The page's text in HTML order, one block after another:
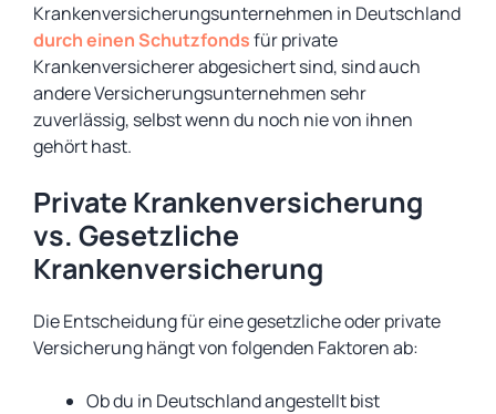
Krankenversicherungsunternehmen in Deutschland
durch einen Schutzfondsfür private
Krankenversicherer abgesichert sind, sind auch
andere Versicherungsunternehmen sehr
zuverlässig, selbst wenn du noch nie von ihnen
gehört hast.
Private Krankenversicherung
vs. Gesetzliche
Krankenversicherung
Die Entscheidung für eine gesetzliche oder private
Versicherung hängt von folgenden Faktoren ab:
Ob du in Deutschland angestellt bist